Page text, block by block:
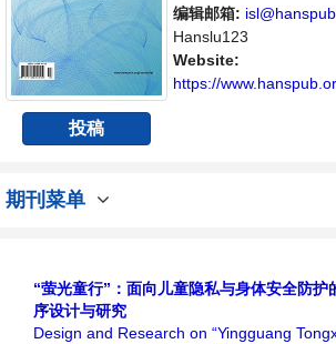
投稿
界范围内的科学家、学
传播、分享和讨论交叉
题与发展的交流平台。
编辑邮箱:
Hanslu123
Website:
https://
期刊菜单
“萤光童行”：面向儿童隐私与身体安全防护
序设计与研究
Design and Research on “Yingguang